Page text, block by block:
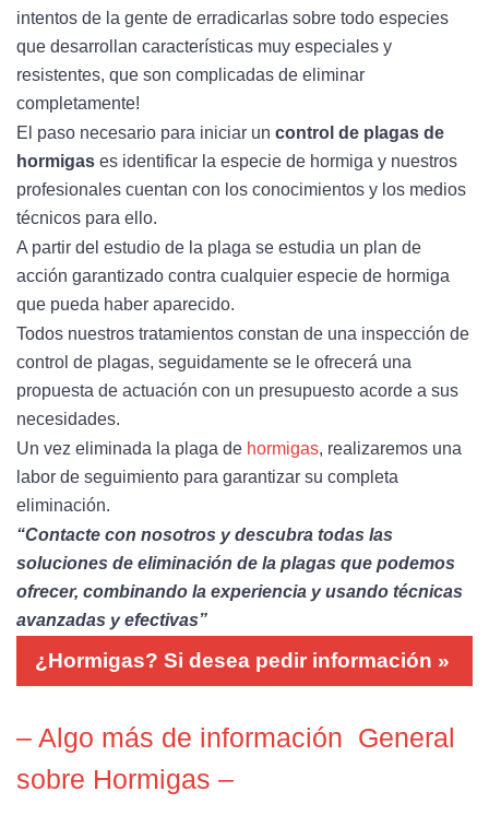
intentos de la gente de erradicarlas sobre todo especies
que desarrollan características muy especiales y
resistentes, que son complicadas de eliminar
completamente!
El paso necesario para iniciar un control de plagas de
hormigas es identificar la especie de hormiga y nuestros
profesionales cuentan con los conocimientos y los medios
técnicos para ello.
A partir del estudio de la plaga se estudia un plan de
acción garantizado contra cualquier especie de hormiga
que pueda haber aparecido.
Todos nuestros tratamientos constan de una inspección de
control de plagas, seguidamente se le ofrecerá una
propuesta de actuación con un presupuesto acorde a sus
necesidades.
Un vez eliminada la plaga de hormigas, realizaremos una
labor de seguimiento para garantizar su completa
eliminación.
“Contacte con nosotros y descubra todas las
soluciones de eliminación de la plagas que podemos
ofrecer, combinando la experiencia y usando técnicas
avanzadas y efectivas”
¿Hormigas? Si desea pedir información »
– Algo más de información General
sobre Hormigas –